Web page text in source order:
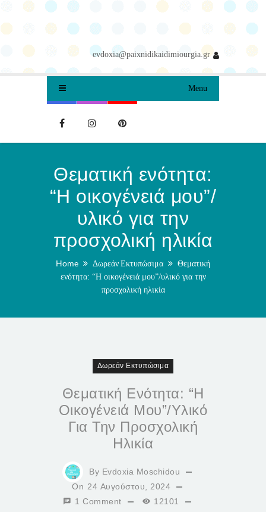
evdoxia@paixnidikaidimiourgia.gr
Menu
Θεματική ενότητα:
“Η οικογένειά μου”/
υλικό για την
προσχολική ηλικία
Home Δωρεάν Εκτυπώσιμα
Θεματική
ενότητα: “Η οικογένειά μου”/υλικό για την
προσχολική ηλικία
Δωρεάν Εκτυπώσιμα
Θεματική Ενότητα: “Η
Οικογένειά Μου”/υλικό
Για Την Προσχολική
Ηλικία
By Evdoxia Moschidou
On 24 Αυγούστου, 2024
1 Comment
12101